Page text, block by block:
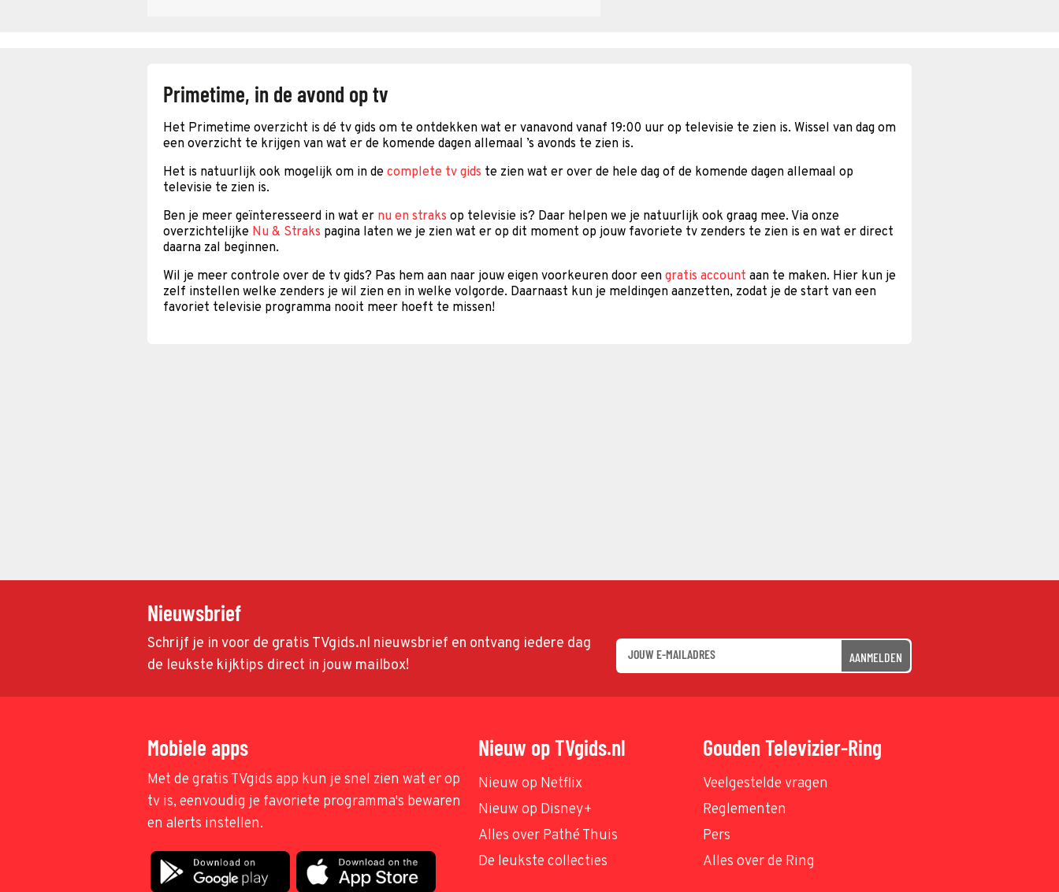
Primetime, in de avond op tv
Het Primetime overzicht is dé tv gids om te ontdekken wat er vanavond vanaf 19:00 uur op televisie te zien is. Wissel van dag om
een overzicht te krijgen van wat er de komende dagen allemaal ’s avonds te zien is.
Het is natuurlijk ook mogelijk om in de complete tv gids te zien wat er over de hele dag of de komende dagen allemaal op
televisie te zien is.
Ben je meer geïnteresseerd in wat er nu en straks op televisie is? Daar helpen we je natuurlijk ook graag mee. Via onze
overzichtelijke Nu & Straks pagina laten we je zien wat er op dit moment op jouw favoriete tv zenders te zien is en wat er direct
daarna zal beginnen.
Wil je meer controle over de tv gids? Pas hem aan naar jouw eigen voorkeuren door een gratis account aan te maken. Hier kun je
zelf instellen welke zenders je wil zien en in welke volgorde. Daarnaast kun je meldingen aanzetten, zodat je de start van een
favoriet televisie programma nooit meer hoeft te missen!
Nieuwsbrief
Schrijf je in voor de gratis TVgids.nl nieuwsbrief en ontvang iedere dag
de leukste kijktips direct in jouw mailbox!
AANMELDEN
Mobiele apps
Met de gratis TVgids app kun je snel zien wat er op
tv is, eenvoudig je favoriete programma's bewaren
en alerts instellen.
Nieuw op TVgids.nl
Nieuw op Netflix
Nieuw op Disney+
Alles over Pathé Thuis
De leukste collecties
Gouden Televizier-Ring
Veelgestelde vragen
Reglementen
Pers
Alles over de Ring